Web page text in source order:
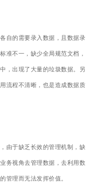
自的需要录入数据，且数据录
准不一，缺少全局规范文档，
，出现了大量的垃圾数据。另
流程不清晰，也是造成数据质
由于缺乏长效的管理机制，缺
务视角去管理数据，去利用数
管理而无法发挥价值。